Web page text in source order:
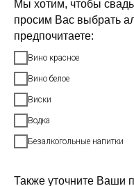
Мы хотим, чтобы
просим Вас выбрать
предпочитаете:
Вино красное
Вино белое
Виски
Водка
Безалкогольные напитки
Также уточните Ваши